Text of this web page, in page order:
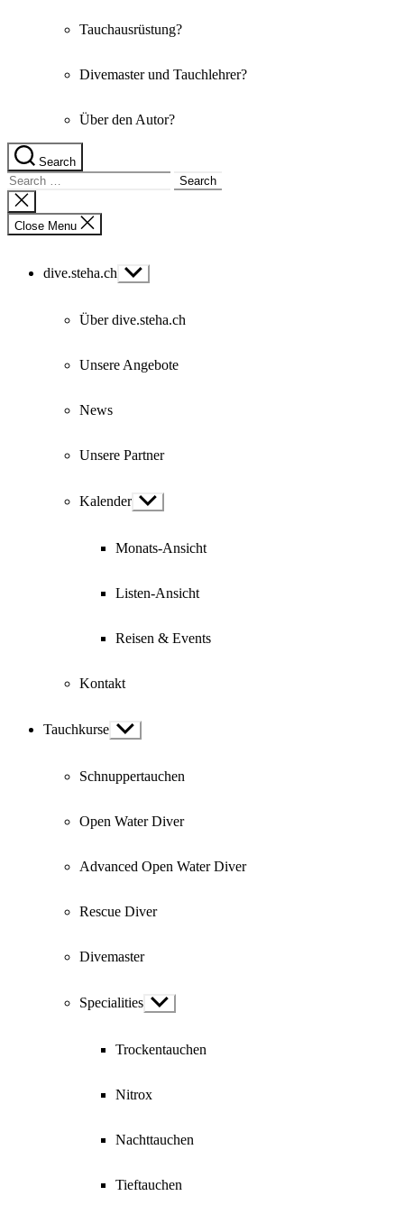
Tauchausrüstung?
Divemaster und Tauchlehrer?
Über den Autor?
Search
Search
for:
Close
search
Close Menu
dive.steha.ch Show
sub
Über dive.steha.ch
Unsere Angebote
News
Unsere Partner
Kalender Show
sub
Monats-Ansicht
Listen-Ansicht
Reisen & Events
Kontakt
Tauchkurse Show
sub
Schnuppertauchen
Open Water Diver
Advanced Open Water Diver
Rescue Diver
Divemaster
Specialities Show
sub
Trockentauchen
Nitrox
Nachttauchen
Tieftauchen